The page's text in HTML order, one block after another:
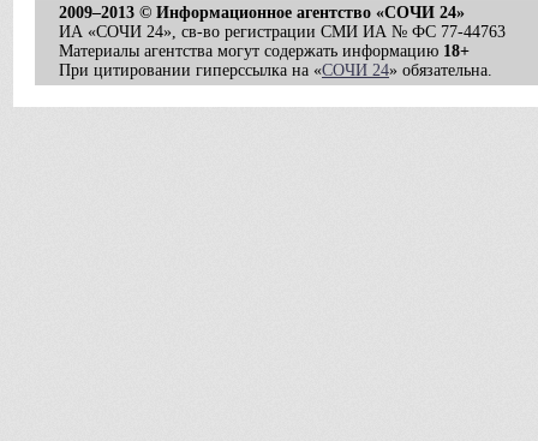
2009–2013 © Информационное агентство «СОЧИ 24»
ИА «СОЧИ 24», св-во регистрации СМИ ИА № ФС 77-44763
Материалы агентства могут содержать информацию 18+
При цитировании гиперссылка на «СОЧИ 24» обязательна.